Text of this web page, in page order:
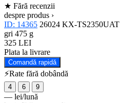
★ Fără recenzii
despre produs ›
ID: 14365 26024 KX-TS2350UAT
gri 475 g
325 LEI
Plata la livrare
Comandă rapidă
⚡Rate fără dobândă
4 6 9
— lei/lună